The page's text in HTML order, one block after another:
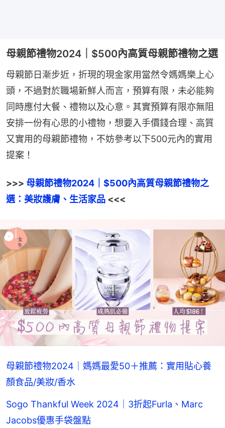
母親節禮物2024｜$500內高質母親節禮物之選
母親節日漸步近，折現的現金家用當然令媽媽樂上心
頭，不過對於職場新鮮人而言，預算有限，未必能夠
同時應付大餐、禮物以及心意。其實預算有限亦無阻
安排一份有心思的小禮物，想要入手價錢合理、高質
又實用的母親節禮物，不妨參考以下500元內的實用
提案！
>>> 母親節禮物2024｜$500內高質母親節禮物之
選：美妝護膚、生活家品 <<<
母親節禮物2024｜媽媽最愛50＋推薦：實用貼心養
顏食品/美妝/香水
Sogo Thankful Week 2024｜3折起Furla、Marc
Jacobs優惠手袋盤點